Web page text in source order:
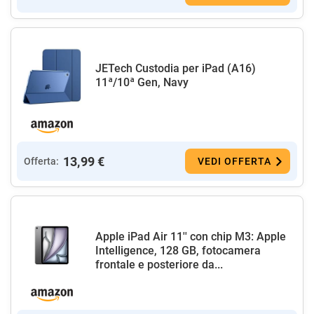
JETech Custodia per iPad (A16)
11ª/10ª Gen, Navy
Offerta: 13,99 € VEDI OFFERTA
Apple iPad Air 11'' con chip M3: Apple
Intelligence, 128 GB, fotocamera
frontale e posteriore da...